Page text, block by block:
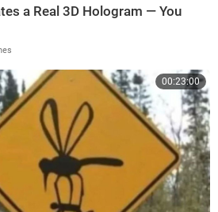
a Real 3D Hologram — You
00:23:00